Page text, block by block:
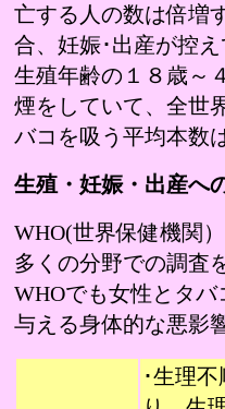
亡する人の数は倍増
合、妊娠･出産が控
生殖年齢の１８歳～
煙をしていて、全世
バコを吸う平均本数
生殖・妊娠・出産へ
WHO(世界保健機関
多くの分野での調査
WHOでも女性とタ
与える身体的な悪影
･生理